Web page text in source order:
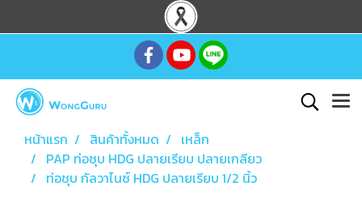
หน้าแรก สินค้าทั้งหมด
เหล็ก
PAP ท่อชุบ HDG ปลายเรียบ ปลายเกลียว
ท่อชุบ กัลวาไนซ์ HDG ปลายเรียบ 1/2 นิ้ว